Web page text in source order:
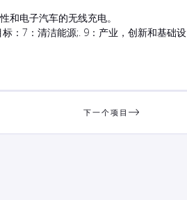
电子汽车的无线充电。
：7：清洁能源;. 9：产业，创新和基础设
下一个项目